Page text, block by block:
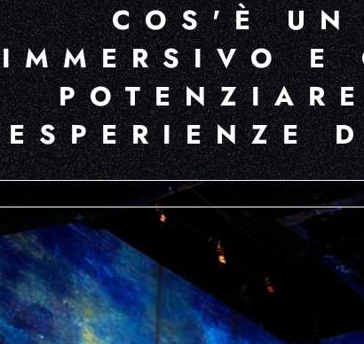
COS'È UN
IMMERSIVO E
ESPERIENZE